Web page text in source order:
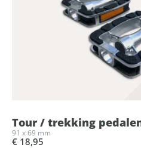
Tour / trekking
91 x 69 mm
€ 18,95